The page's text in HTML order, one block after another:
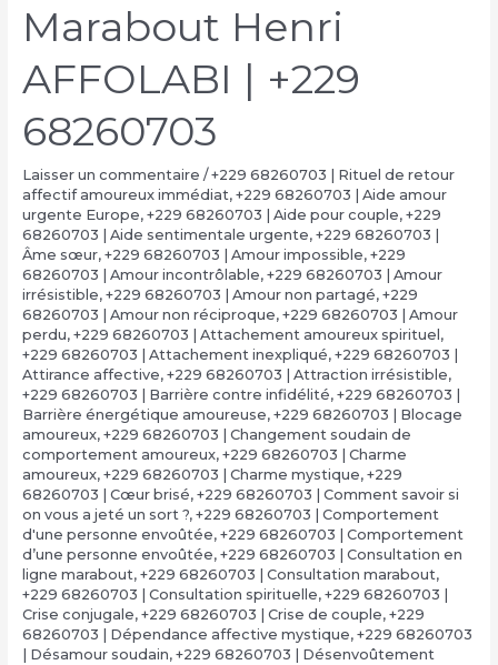
Marabout Henri
AFFOLABI | +229
68260703
Laisser un commentaire /+229 68260703 | Rituel de retour
affectif amoureux immédiat, +229 68260703 | Aide amour
urgente Europe, +229 68260703 | Aide pour couple, +229
68260703 | Aide sentimentale urgente, +229 68260703 |
Âme sœur, +229 68260703 | Amour impossible, +229
68260703 | Amour incontrôlable, +229 68260703 | Amour
irrésistible, +229 68260703 | Amour non partagé, +229
68260703 | Amour non réciproque, +229 68260703 | Amour
perdu, +229 68260703 | Attachement amoureux spirituel ,
+229 68260703 | Attachement inexpliqué, +229 68260703 |
Attirance affective, +229 68260703 | Attraction irrésistible,
+229 68260703 | Barrière contre infidélité, +229 68260703 |
Barrière énergétique amoureuse, +229 68260703 | Blocage
amoureux, +229 68260703 | Changement soudain de
comportement amoureux, +229 68260703 | Charme
amoureux, +229 68260703 | Charme mystique, +229
68260703 | Cœur brisé, +229 68260703 | Comment savoir si
on vous a jeté un sort ?, +229 68260703 | Comportement
d'une personne envoûtée, +229 68260703 | Comportement
d’une personne envoûtée, +229 68260703 | Consultation en
ligne marabout, +229 68260703 | Consultation marabout,
+229 68260703 | Consultation spirituelle, +229 68260703 |
Crise conjugale, +229 68260703 | Crise de couple, +229
68260703 | Dépendance affective mystique, +229 68260703
| Désamour soudain, +229 68260703 | Désenvoûtement